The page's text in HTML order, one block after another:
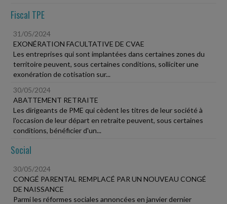
Fiscal TPE
31/05/2024
EXONÉRATION FACULTATIVE DE CVAE
Les entreprises qui sont implantées dans certaines zones du
territoire peuvent, sous certaines conditions, solliciter une
exonération de cotisation sur...
30/05/2024
ABATTEMENT RETRAITE
Les dirigeants de PME qui cèdent les titres de leur société à
l'occasion de leur départ en retraite peuvent, sous certaines
conditions, bénéficier d'un...
Social
30/05/2024
CONGÉ PARENTAL REMPLACÉ PAR UN NOUVEAU CONGÉ
DE NAISSANCE
Parmi les réformes sociales annoncées en janvier dernier